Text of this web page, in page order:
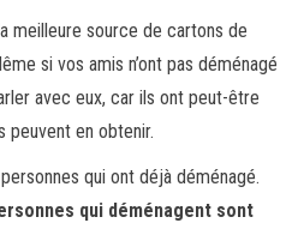
meilleure source de cartons de
si vos amis n’ont pas déménagé
avec eux, car ils ont peut-être
peuvent en obtenir.
qui ont déjà déménagé.
qui déménagent sont